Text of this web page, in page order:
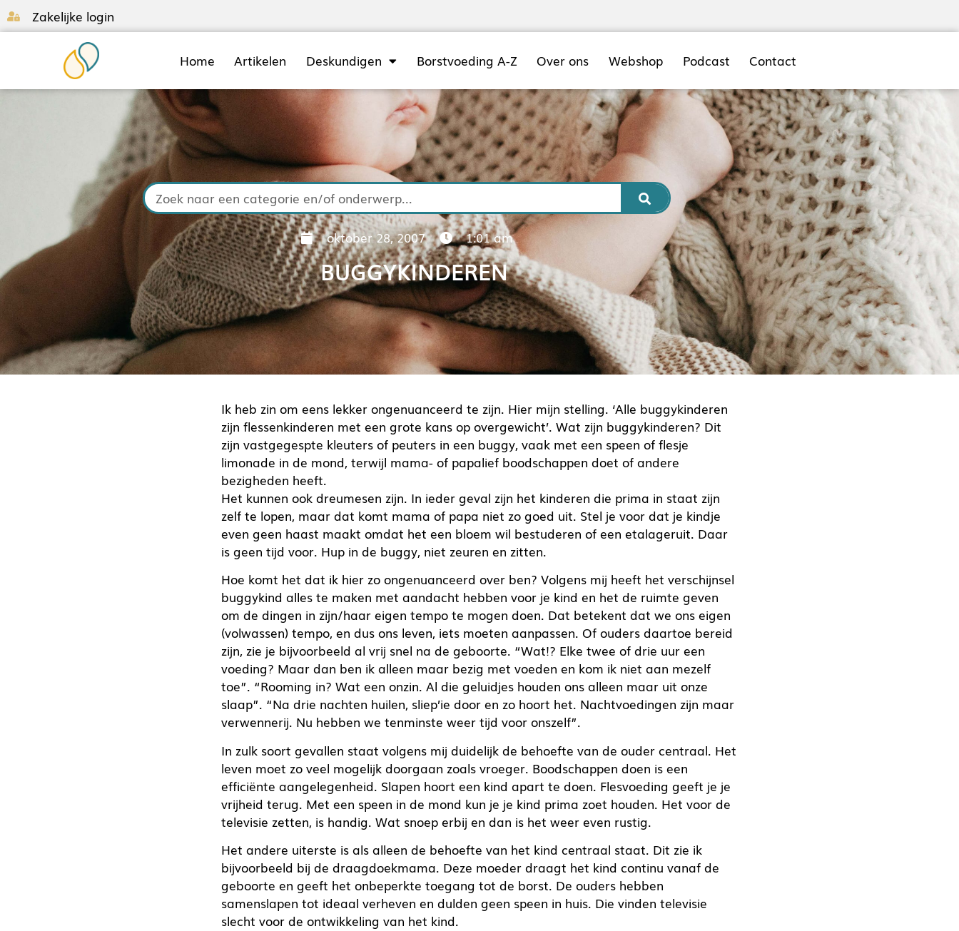
Zakelijke login
Home Artikelen Deskundigen Borstvoeding A-Z Over ons Webshop Podcast Contact
oktober 28, 2007 1:01 am
BUGGYKINDEREN
Ik heb zin om eens lekker ongenuanceerd te zijn. Hier mijn stelling. ‘Alle buggykinderen
zijn flessenkinderen met een grote kans op overgewicht’. Wat zijn buggykinderen? Dit
zijn vastgegespte kleuters of peuters in een buggy, vaak met een speen of flesje
limonade in de mond, terwijl mama- of papalief boodschappen doet of andere
bezigheden heeft.
Het kunnen ook dreumesen zijn. In ieder geval zijn het kinderen die prima in staat zijn
zelf te lopen, maar dat komt mama of papa niet zo goed uit. Stel je voor dat je kindje
even geen haast maakt omdat het een bloem wil bestuderen of een etalageruit. Daar
is geen tijd voor. Hup in de buggy, niet zeuren en zitten.
Hoe komt het dat ik hier zo ongenuanceerd over ben? Volgens mij heeft het verschijnsel
buggykind alles te maken met aandacht hebben voor je kind en het de ruimte geven
om de dingen in zijn/haar eigen tempo te mogen doen. Dat betekent dat we ons eigen
(volwassen) tempo, en dus ons leven, iets moeten aanpassen. Of ouders daartoe bereid
zijn, zie je bijvoorbeeld al vrij snel na de geboorte. “Wat!? Elke twee of drie uur een
voeding? Maar dan ben ik alleen maar bezig met voeden en kom ik niet aan mezelf
toe”. “Rooming in? Wat een onzin. Al die geluidjes houden ons alleen maar uit onze
slaap”. “Na drie nachten huilen, sliep’ie door en zo hoort het. Nachtvoedingen zijn maar
verwennerij. Nu hebben we tenminste weer tijd voor onszelf”.
In zulk soort gevallen staat volgens mij duidelijk de behoefte van de ouder centraal. Het
leven moet zo veel mogelijk doorgaan zoals vroeger. Boodschappen doen is een
efficiënte aangelegenheid. Slapen hoort een kind apart te doen. Flesvoeding geeft je je
vrijheid terug. Met een speen in de mond kun je je kind prima zoet houden. Het voor de
televisie zetten, is handig. Wat snoep erbij en dan is het weer even rustig.
Het andere uiterste is als alleen de behoefte van het kind centraal staat. Dit zie ik
bijvoorbeeld bij de draagdoekmama. Deze moeder draagt het kind continu vanaf de
geboorte en geeft het onbeperkte toegang tot de borst. De ouders hebben
samenslapen tot ideaal verheven en dulden geen speen in huis. Die vinden televisie
slecht voor de ontwikkeling van het kind.